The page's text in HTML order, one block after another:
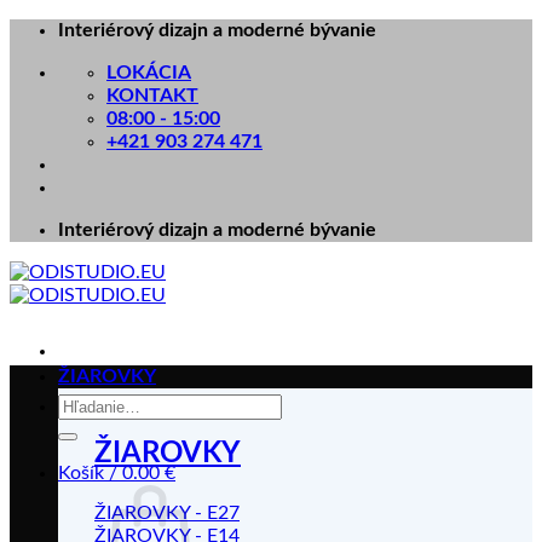
Skip
content
Interiérový dizajn a moderné bývanie
LOKÁCIA
KONTAKT
08:00 - 15:00
+421 903 274 471
Interiérový dizajn a moderné bývanie
Hľadať:
Košík /0.00€
ŽIAROVKY
ŽIAROVKY
ŽIAROVKY - E27
ŽIAROVKY - E14